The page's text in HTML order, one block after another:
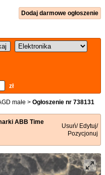
Dodaj darmowe ogłoszenie
zł
małe > Ogłoszenie nr 738131
ABB Time
Usuń/ Edytuj/
Pozycjonuj